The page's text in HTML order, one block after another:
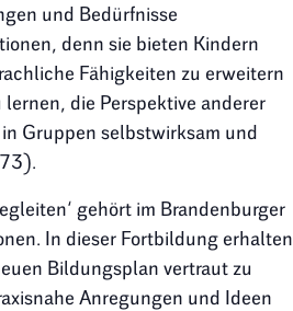
und Bedürfnisse
denn sie bieten Kindern
Fähigkeiten zu erweitern
die Perspektive anderer
Gruppen selbstwirksam und
gehört im Brandenburger
In dieser Fortbildung erhalten
Bildungsplan vertraut zu
Anregungen und Ideen